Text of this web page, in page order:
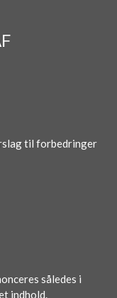
til forbedringer
således i
indhold.